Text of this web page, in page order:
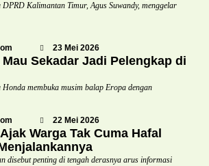
Kalimantan Timur, Agus Suwandy, menggelar
23 Mei 2026
Sekadar Jadi Pelengkap di
membuka musim balap Eropa dengan
22 Mei 2026
Warga Tak Cuma Hafal
disebut penting di tengah derasnya arus informasi